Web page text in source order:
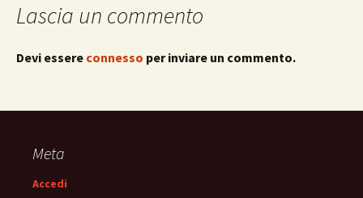
Lascia un commento
Devi essere connesso per inviare un commento.
Meta
Accedi